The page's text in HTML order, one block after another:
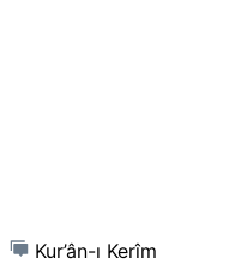
Kur’ân-ı Kerîm